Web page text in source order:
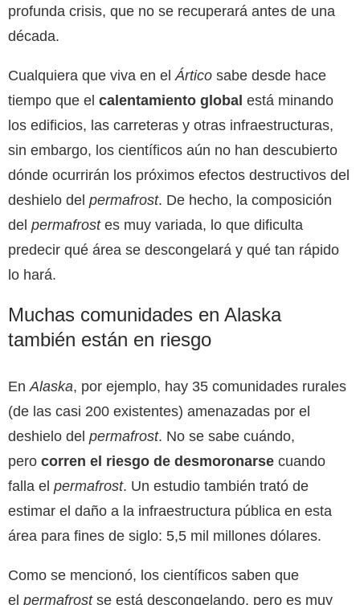
profunda crisis, que no se recuperará antes de una
década.
Cualquiera que viva en el Ártico sabe desde hace
tiempo que el calentamiento global está minando
los edificios, las carreteras y otras infraestructuras,
sin embargo, los científicos aún no han descubierto
dónde ocurrirán los próximos efectos destructivos del
deshielo del permafrost. De hecho, la composición
del permafrostes muy variada, lo que dificulta
predecir qué área se descongelará y qué tan rápido
lo hará.
Muchas comunidades en Alaska
también están en riesgo
En Alaska, por ejemplo, hay 35 comunidades rurales
(de las casi 200 existentes) amenazadas por el
deshielo del permafrost. No se sabe cuándo,
pero corren el riesgo de desmoronarse cuando
falla el permafrost. Un estudio también trató de
estimar el daño a la infraestructura pública en esta
área para fines de siglo: 5,5 mil millones dólares.
Como se mencionó, los científicos saben que
el permafrost se está descongelando, pero es muy